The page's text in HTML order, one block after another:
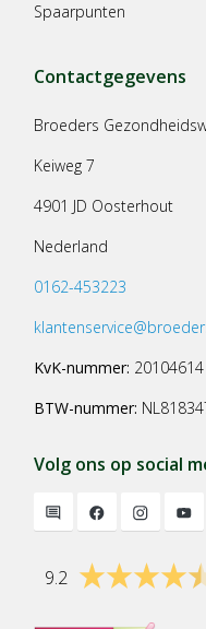
Spaarpunten
Contactgegevens
Broeders
Keiweg 7
4901 JD Oosterhout
Nederland
0162-453223
KvK-nummer: 20104614
BTW-nummer:
Volg ons op social
9.2